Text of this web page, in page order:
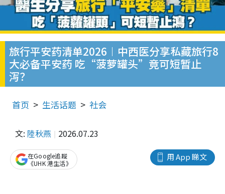
旅行平安药清单2026︱中西医分享私藏旅行8
大必备平安药 吃“菠萝罐头”竟可短暂止
泻？
首页 生活话题 社会
文: 陸秋燕 2026.07.23
用 App 睇文
在Google追蹤
《UHK 港生活》